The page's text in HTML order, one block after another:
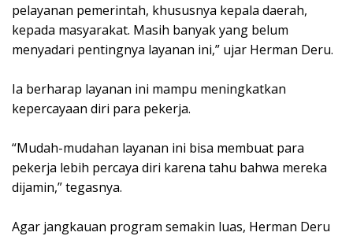
pelayanan pemerintah, khususnya kepala daerah,
kepada masyarakat. Masih banyak yang belum
menyadari pentingnya layanan ini,” ujar Herman Deru.
Ia berharap layanan ini mampu meningkatkan
kepercayaan diri para pekerja.
“Mudah-mudahan layanan ini bisa membuat para
pekerja lebih percaya diri karena tahu bahwa mereka
dijamin,” tegasnya.
Agar jangkauan program semakin luas, Herman Deru